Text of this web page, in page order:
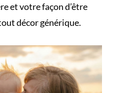
et votre façon d’être
décor générique.